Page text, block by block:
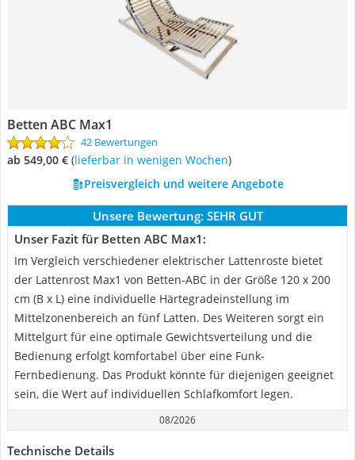
Betten ABC Max1
42 Bewertungen
ab 549,00 € ( Lieferbar in wenigen Wochen)
Preisvergleich und weitere Angebote
Unsere Bewertung: SEHR GUT
Unser Fazit für Betten ABC Max1:
Im Vergleich verschiedener elektrischer Lattenroste bietet
der Lattenrost Max1 von Betten-ABC in der Größe 120 x 200
cm (B x L) eine individuelle Härtegradeinstellung im
Mittelzonenbereich an fünf Latten. Des Weiteren sorgt ein
Mittelgurt für eine optimale Gewichtsverteilung und die
Bedienung erfolgt komfortabel über eine Funk-
Fernbedienung. Das Produkt könnte für diejenigen geeignet
sein, die Wert auf individuellen Schlafkomfort legen.
08/2026
Technische Details